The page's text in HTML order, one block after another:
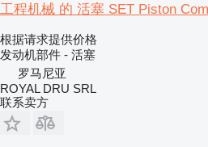
工程机械 的 活塞 SET Piston
根据请求提供价格
发动机部件 - 活塞
罗马尼亚
ROYAL DRU SRL
联系卖方